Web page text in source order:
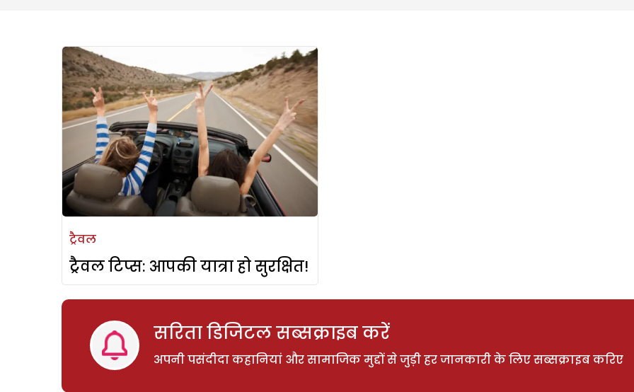
ट्रैवल
ट्रैवल टिप्स: आपकी यात्रा हो सुरक्षित!
सरिता डिजिटल सब्सक्राइब करें
अपनी पसंदीदा कहानियां और सामाजिक मुद्दों से जुड़ी हर जानकारी के लिए सब्सक्राइब करिए